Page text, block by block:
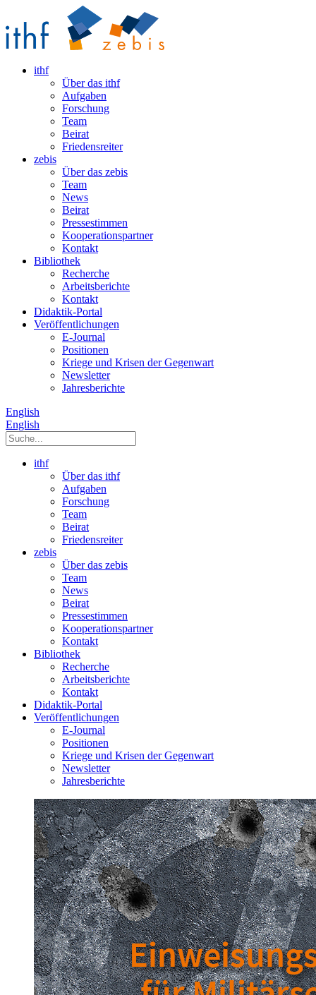
ithf
Über das ithf
Aufgaben
Forschung
Team
Beirat
Friedensreiter
zebis
Über das zebis
Team
News
Beirat
Pressestimmen
Kooperationspartner
Kontakt
Bibliothek
Recherche
Arbeitsberichte
Kontakt
Didaktik-Portal
Veröffentlichungen
E­-Journal
Positionen
Kriege und Krisen der Gegenwart
Newsletter
Jahresberichte
English
English
ithf
Über das ithf
Aufgaben
Forschung
Team
Beirat
Friedensreiter
zebis
Über das zebis
Team
News
Beirat
Pressestimmen
Kooperationspartner
Kontakt
Bibliothek
Recherche
Arbeitsberichte
Kontakt
Didaktik-Portal
Veröffentlichungen
E­-Journal
Positionen
Kriege und Krisen der Gegenwart
Newsletter
Jahresberichte